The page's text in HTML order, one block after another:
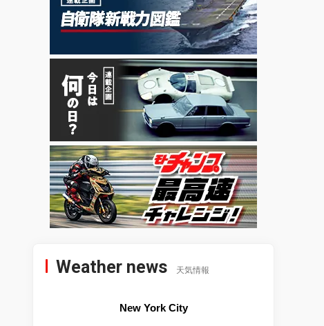
Weather news 天気情報
New York City